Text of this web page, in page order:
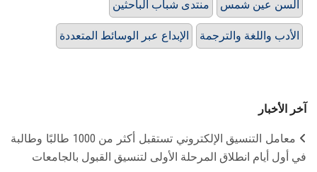
منتدى شباب الباحثين ألسن عين شمس
الإبداع عبر الوسائط المتعددة الأدب واللغة والترجمة
آخر الأخبار
معامل التنسيق الإلكتروني تستقبل أكثر من 1000 طالبًا وطالبة
في أول أيام انطلاق المرحلة الأولى لتنسيق القبول بالجامعات